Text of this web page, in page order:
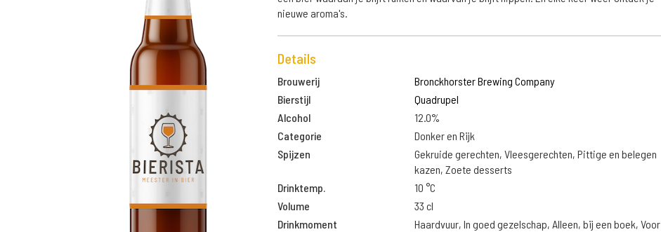
nieuwe aroma's.
Details
Brouwerij
Bronckhorster Brewing Company
Bierstijl
Quadrupel
Alcohol
12.0%
Categorie
Donker en Rijk
Spijzen
Gekruide gerechten, Vleesgerechten, Pittige en belegen
kazen, Zoete desserts
Drinktemp.
10 °C
Volume
33 cl
Drinkmoment
Haardvuur, In goed gezelschap, Alleen, bij een boek, Voor